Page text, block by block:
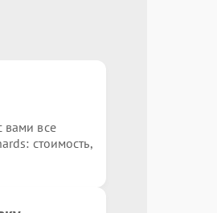
вами все
стоимость,